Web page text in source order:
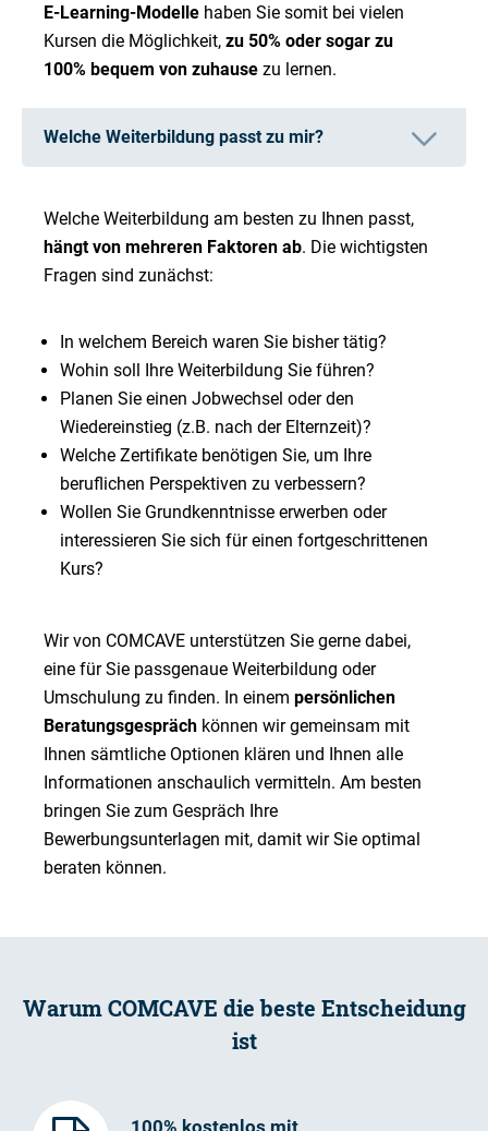
E-Learning-Modelle haben Sie somit bei vielen
Kursen die Möglichkeit, zu 50% oder sogar zu
100% bequem von zuhause zu lernen.
Welche Weiterbildung passt zu mir?
Welche Weiterbildung am besten zu Ihnen passt,
hängt von mehreren Faktoren ab. Die wichtigsten
Fragen sind zunächst:
In welchem Bereich waren Sie bisher tätig?
Wohin soll Ihre Weiterbildung Sie führen?
Planen Sie einen Jobwechsel oder den
Wiedereinstieg (z.B. nach der Elternzeit)?
Welche Zertifikate benötigen Sie, um Ihre
beruflichen Perspektiven zu verbessern?
Wollen Sie Grundkenntnisse erwerben oder
interessieren Sie sich für einen fortgeschrittenen
Kurs?
Wir von COMCAVE unterstützen Sie gerne dabei,
eine für Sie passgenaue Weiterbildung oder
Umschulung zu finden. In einem persönlichen
Beratungsgespräch können wir gemeinsam mit
Ihnen sämtliche Optionen klären und Ihnen alle
Informationen anschaulich vermitteln. Am besten
bringen Sie zum Gespräch Ihre
Bewerbungsunterlagen mit, damit wir Sie optimal
beraten können.
Warum COMCAVE die beste Entscheidung
ist
100% kostenlos mit